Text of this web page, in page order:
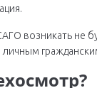
возникать не